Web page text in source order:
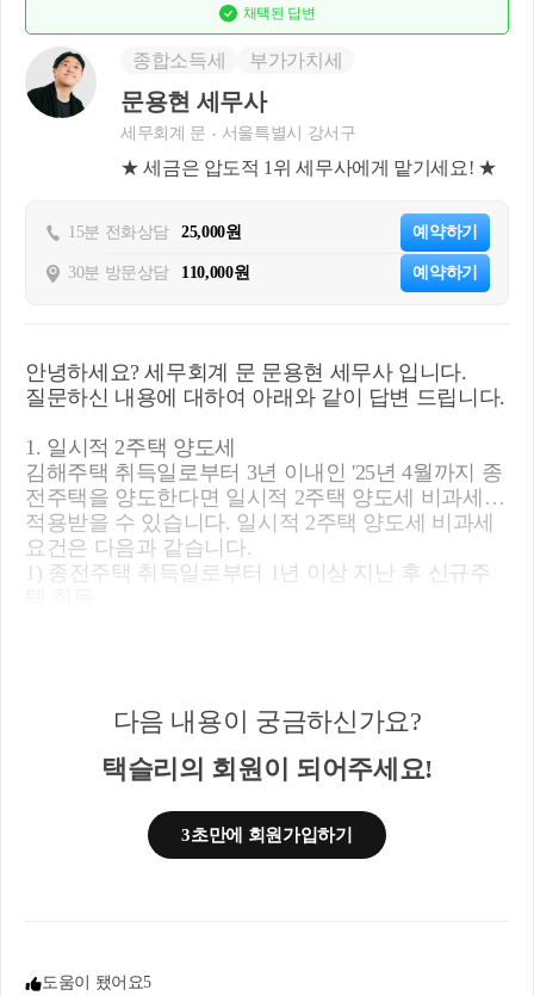
채택된 답변
종합소득세 부가가치세
문용현 세무사
세무회계 문 서울특별시 강서구
★ 세금은 압도적 1위 세무사에게 맡기세요! ★
15분 전화상담 25,000원 예약하기
30분 방문상담 110,000원 예약하기
안녕하세요? 세무회계 문 문용현 세무사 입니다.
질문하신 내용에 대하여 아래와 같이 답변 드립니다.
1. 일시적 2주택 양도세
김해주택 취득일로부터 3년 이내인 '25년 4월까지 종
전주택을 양도한다면 일시적 2주택 양도세 비과세를
적용받을 수 있습니다. 일시적 2주택 양도세 비과세
요건은 다음과 같습니다.
1) 종전주택 취득일로부터 1년 이상 지난 후 신규주
유, 취득당시 조정지역일 경우 2년이상 거주포함)을
시흥을 매도한 이후 인천주택을 취득한다면 조정지
다음 내용이 궁금하신가요?
택슬리의 회원이 되어주세요!
3초만에 회원가입하기
도움이 됐어요5